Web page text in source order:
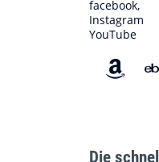
facebook,
Instagram
YouTube
Die